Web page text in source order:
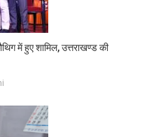
में हुए शामिल, उत्तराखण्ड की